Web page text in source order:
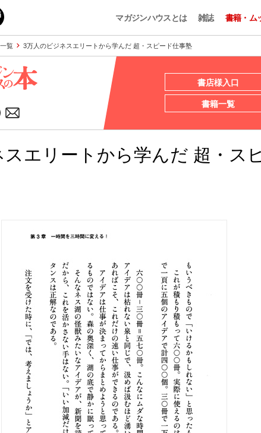
マガジンハウスとは 雑誌 書籍・ム
覧 3万人のビジネスエリートから学んだ 超・スピード仕事塾
書店様入口
書籍一覧
エリートから学んだ 超・ス